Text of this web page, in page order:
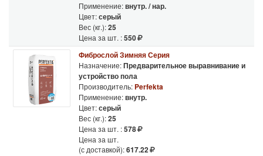
Применение:внутр. / нар.
Цвет:серый
Вес (кг.):25
Цена за шт. :550
Фиброслой Зимняя Серия
Назначение:Предварительное выравнивание и
устройство пола
Производитель: Perfekta
Применение:внутр.
Цвет:серый
Вес (кг.):25
Цена за шт. :578
Цена за шт.
(с доставкой):617.22